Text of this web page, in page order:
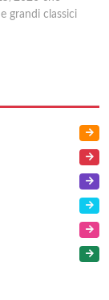
grandi classici